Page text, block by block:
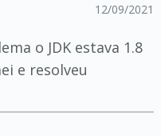
12/09/2021
o JDK estava 1.8
e resolveu